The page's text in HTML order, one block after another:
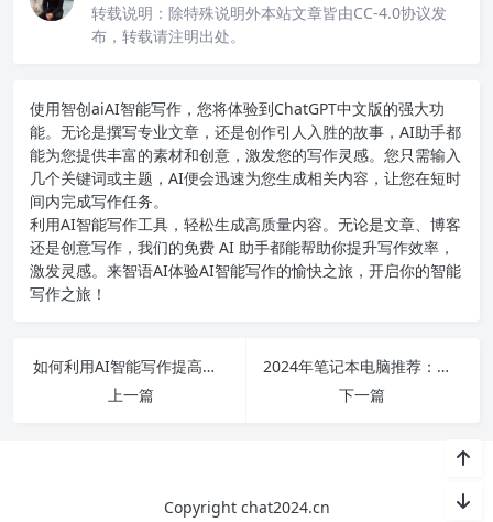
转载说明： 除特殊说明外本站文章皆由CC-4.0协议发
布，转载请注明出处。
使用智创aiAI智能写作 ，您将体验到ChatGPT中文版的强大功
能。无论是撰写专业文章，还是创作引人入胜的故事，AI助手都
能为您提供丰富的素材和创意，激发您的写作灵感。您只需输入
几个关键词或主题，AI便会迅速为您生成相关内容，让您在短时
间内完成写作任务。
利用AI智能写作工具，轻松生成高质量内容。无论是文章、博客
还是创意写作，我们的免费 AI 助手都能帮助你提升写作效率，
激发灵感。来智语AI体验AI智能写作的愉快之旅，开启你的智能
写作之旅！
如何利用AI智能写作提高创作效率？探索免费工具与实用技巧！
上一篇
2024年笔记本电脑推荐：性价比最高的选择与使用体验分享
下一篇
Copyright chat2024.cn